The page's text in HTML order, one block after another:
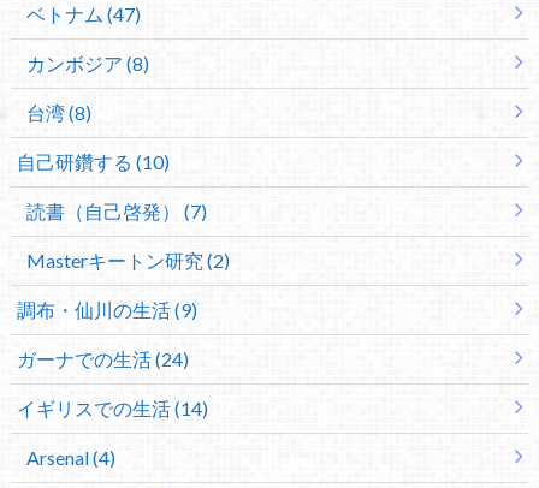
ベトナム (47)
カンボジア (8)
台湾 (8)
自己研鑽する (10)
読書（自己啓発） (7)
Masterキートン研究 (2)
調布・仙川の生活 (9)
ガーナでの生活 (24)
イギリスでの生活 (14)
Arsenal (4)